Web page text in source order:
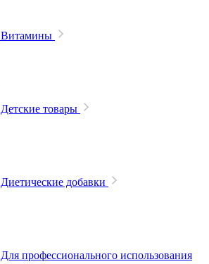
Витамины
Детские товары
Диетические добавки
Для профессионального использования